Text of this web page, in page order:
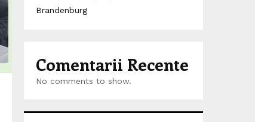
Brandenburg
Comentarii Recente
No comments to show.